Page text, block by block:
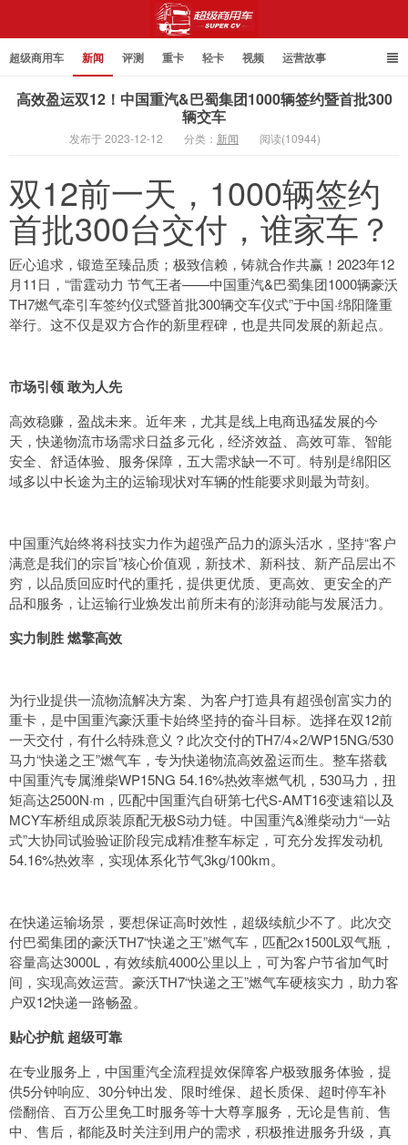
超级商用车
超级商用车 新闻 评测 重卡 轻卡 视频 运营故事
高效盈运双12！中国重汽&巴蜀集团1000辆签约暨首批300
辆交车
发布于 2023-12-12 分类： 新闻 阅读(10944)
双12前一天，1000辆签约
首批300台交付，谁家车？
匠心追求，锻造至臻品质；极致信赖，铸就合作共赢！2023年12
月11日，“雷霆动力 节气王者——中国重汽&巴蜀集团1000辆豪沃
TH7燃气牵引车签约仪式暨首批300辆交车仪式”于中国·绵阳隆重
举行。这不仅是双方合作的新里程碑，也是共同发展的新起点。
市场引领 敢为人先
高效稳赚，盈战未来。近年来，尤其是线上电商迅猛发展的今
天，快递物流市场需求日益多元化，经济效益、高效可靠、智能
安全、舒适体验、服务保障，五大需求缺一不可。特别是绵阳区
域多以中长途为主的运输现状对车辆的性能要求则最为苛刻。
中国重汽始终将科技实力作为超强产品力的源头活水，坚持“客户
满意是我们的宗旨”核心价值观，新技术、新科技、新产品层出不
穷，以品质回应时代的重托，提供更优质、更高效、更安全的产
品和服务，让运输行业焕发出前所未有的澎湃动能与发展活力。
实力制胜 燃擎高效
为行业提供一流物流解决方案、为客户打造具有超强创富实力的
重卡，是中国重汽豪沃重卡始终坚持的奋斗目标。选择在双12前
一天交付，有什么特殊意义？此次交付的TH7/4×2/WP15NG/530
马力“快递之王”燃气车，专为快递物流高效盈运而生。整车搭载
中国重汽专属潍柴WP15NG 54.16%热效率燃气机，530马力，扭
矩高达2500N·m，匹配中国重汽自研第七代S-AMT16变速箱以及
MCY车桥组成原装原配无极S动力链。中国重汽&潍柴动力“一站
式”大协同试验验证阶段完成精准整车标定，可充分发挥发动机
54.16%热效率，实现体系化节气3kg/100km。
在快递运输场景，要想保证高时效性，超级续航少不了。此次交
付巴蜀集团的豪沃TH7“快递之王”燃气车，匹配2x1500L双气瓶，
容量高达3000L，有效续航4000公里以上，可为客户节省加气时
间，实现高效运营。豪沃TH7“快递之王”燃气车硬核实力，助力客
户双12快递一路畅盈。
贴心护航 超级可靠
在专业服务上，中国重汽全流程提效保障客户极致服务体验，提
供5分钟响应、30分钟出发、限时维保、超长质保、超时停车补
偿翻倍、百万公里免工时服务等十大尊享服务，无论是售前、售
中、售后，都能及时关注到用户的需求，积极推进服务升级，真